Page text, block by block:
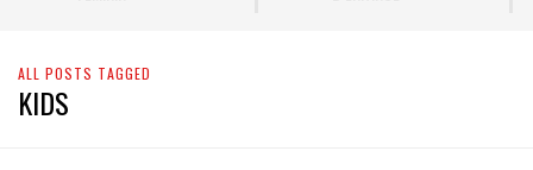
ALL POSTS TAGGED
KIDS